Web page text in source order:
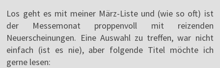
Los geht es mit meiner März-Liste und (wie so oft) ist
der Messemonat proppenvoll mit reizenden
Neuerscheinungen. Eine Auswahl zu treffen, war nicht
einfach (ist es nie), aber folgende Titel möchte ich
gerne lesen: